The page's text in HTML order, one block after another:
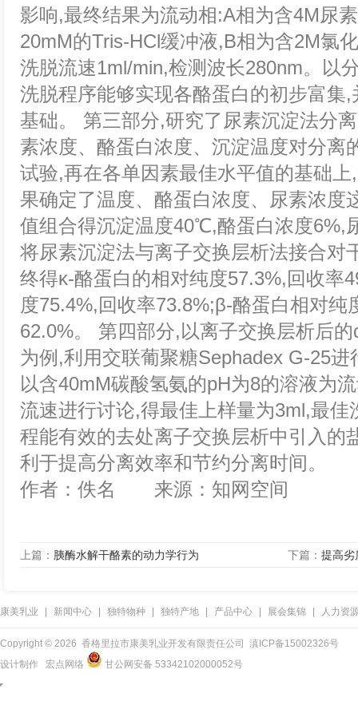
影响,最终结果为流动相:A相为含4M尿
20mM的Tris-HCl缓冲液,Β相为含2M氯
洗脱流速1ml/min,检测波长280nm。以
洗脱程序能够实现各酪蛋白的初步富集
基础。 第三部分,研究了尿素沉淀法分
素浓度、酪蛋白浓度、沉淀温度对分离
试验,再在各单因素最佳水平值的基础
果确定了温度、酪蛋白浓度、尿素浓度
值组合得沉淀温度40℃,酪蛋白浓度6%,
将尿素沉淀法与离子交换层析法接合对
终得κ-酪蛋白的相对纯度57.3%,回收率
度75.4%,回收率73.8%;β-酪蛋白相对纯
62.0%。 第四部分,以离子交换层析后
为例,利用交联葡聚糖Sephadex G-25
以含40mM碳酸氢氨的pH为8的溶液为
流速进行讨论,得最佳上样量为3ml,最佳
程能有效的去处离子交换层析中引入的
利于提高分离效率和节约分离时间。
作者：佚名 来源：知网空间
上篇： 胰酶水解干酪素的动力学行为 下篇： 提高劣
康美乳业 新闻中心 独特物种 独特产地 产品中心 展会集锦 人力资
Copyright © 2026 香格里拉市康美乳业开发有限责任公司 滇ICP备15002326号
设计制作 宏点网络 甘公网安备 53342102000052号